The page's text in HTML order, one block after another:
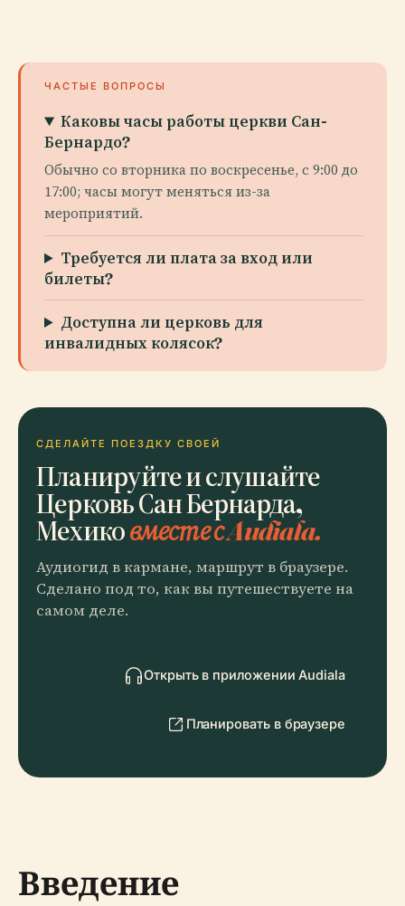
ЧАСТЫЕ ВОПРОСЫ
Каковы часы работы церкви Сан-
Бернардо?
Обычно со вторника по воскресенье, с 9:00 до
17:00; часы могут меняться из-за
мероприятий.
Требуется ли плата за вход или
билеты?
Доступна ли церковь для
инвалидных колясок?
СДЕЛАЙТЕ ПОЕЗДКУ СВОЕЙ
Планируйте и слушайте
Церковь Сан Бернарда,
Мехиковместе с Audiala.
Аудиогид в кармане, маршрут в браузере.
Сделано под то, как вы путешествуете на
самом деле.
Открыть в приложении Audiala
Планировать в браузере
Введение